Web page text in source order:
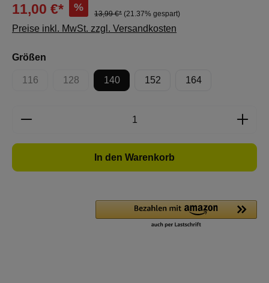
11,00 €* %
13,99 €* (21.37% gespart)
Preise inkl. MwSt. zzgl. Versandkosten
Größen
116
(Diese Option ist zurzeit nicht verfügbar.)
128
(Diese Option ist zurzeit nicht verfügbar.)
140 152 164
Produkt Anzahl: Gib den gewünschten
In den Warenkorb